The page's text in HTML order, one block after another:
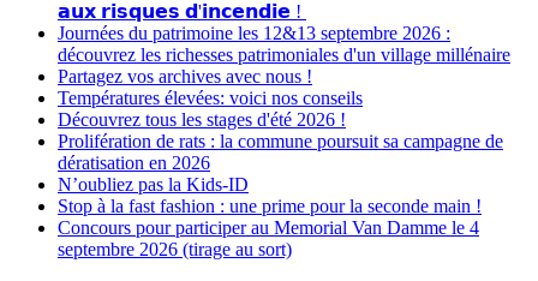
𝗮𝘂𝘅 𝗿𝗶𝘀𝗾𝘂𝗲𝘀 𝗱'𝗶𝗻𝗰𝗲𝗻𝗱𝗶𝗲 !
Journées du patrimoine les 12&13 septembre 2026 :
découvrez les richesses patrimoniales d'un village millénaire
Partagez vos archives avec nous !
Températures élevées: voici nos conseils
Découvrez tous les stages d'été 2026 !
Prolifération de rats : la commune poursuit sa campagne de
dératisation en 2026
N’oubliez pas la Kids-ID
Stop à la fast fashion : une prime pour la seconde main !
Concours pour participer au Memorial Van Damme le 4
septembre 2026 (tirage au sort)